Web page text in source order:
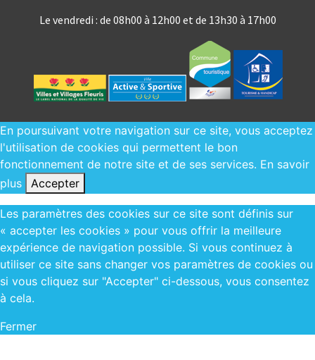
Le vendredi : de 08h00 à 12h00 et de 13h30 à 17h00
En poursuivant votre navigation sur ce site, vous acceptez
l'utilisation de cookies qui permettent le bon
fonctionnement de notre site et de ses services. En savoir
plus
Accepter
Les paramètres des cookies sur ce site sont définis sur
« accepter les cookies » pour vous offrir la meilleure
expérience de navigation possible. Si vous continuez à
utiliser ce site sans changer vos paramètres de cookies ou
si vous cliquez sur "Accepter" ci-dessous, vous consentez
à cela.
Fermer